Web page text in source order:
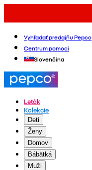
Vyhľadať predajňu Pepco
Centrum pomoci
Slovenčina
Leták
Kolekcie
Deti
Ženy
Domov
Bábätká
Muži